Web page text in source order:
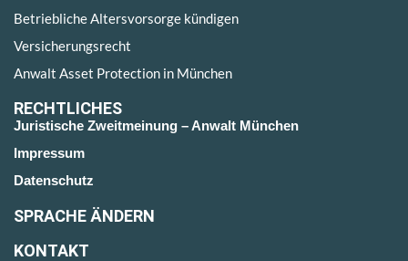
Betriebliche Altersvorsorge kündigen
Versicherungsrecht
Anwalt Asset Protection in München
RECHTLICHES
Juristische Zweitmeinung – Anwalt München
Impressum
Datenschutz
SPRACHE ÄNDERN
KONTAKT